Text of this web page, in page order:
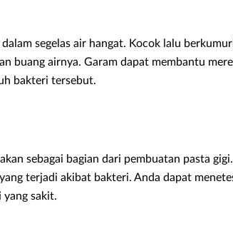
segelas air hangat. Kocok lalu
buang airnya. Garam dapat membantu
bakteri tersebut.
sebagai bagian dari pembuatan pasta
terjadi akibat bakteri. Anda dapat
yang sakit.